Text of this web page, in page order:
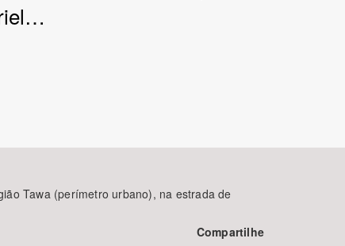
Tawa (perímetro urbano), na estrada de
Compartilhe